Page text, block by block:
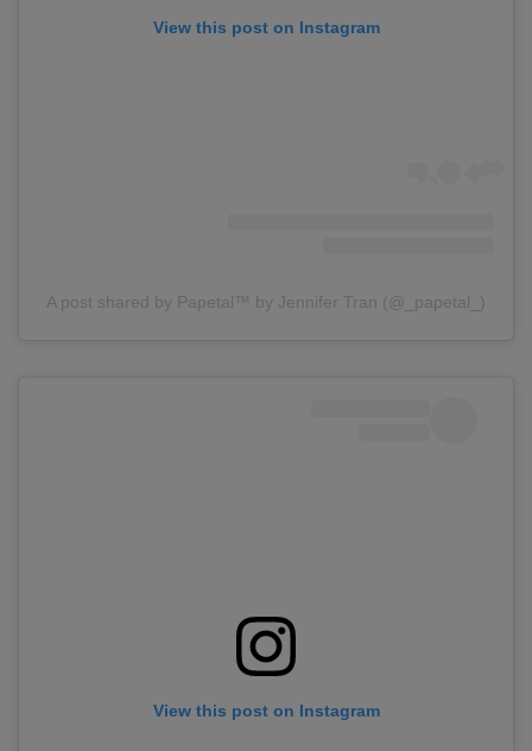
View this post on Instagram
A post shared by Papetal™ by Jennifer Tran (@_papetal_)
View this post on Instagram